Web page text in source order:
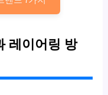
레이어링 방